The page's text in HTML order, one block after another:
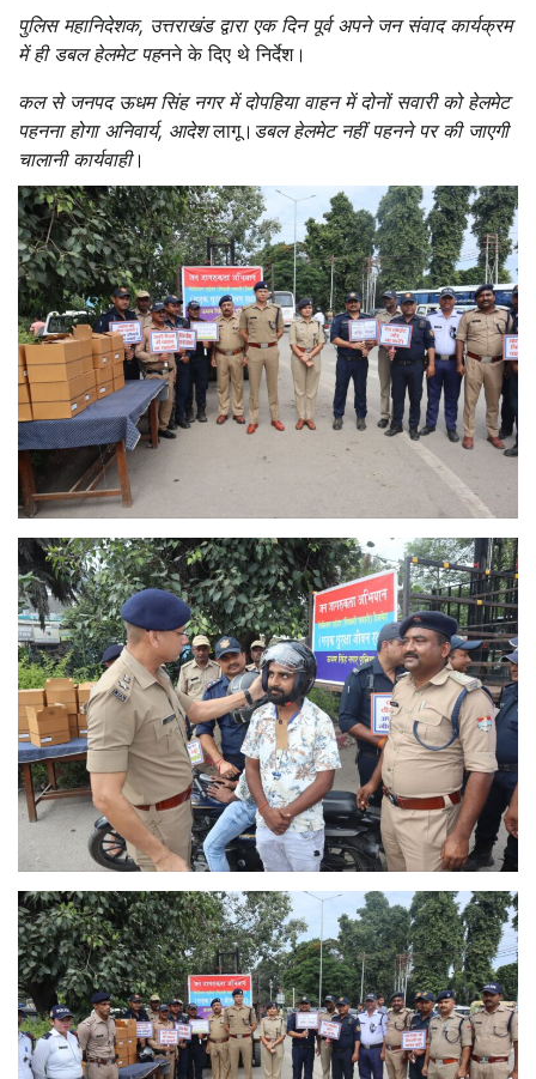
पुलिस महानिदेशक, उत्तराखंड द्वारा एक दिन पूर्व अपने जन संवाद कार्यक्रम
में ही डबल हेलमेट पहनने के दिए थे निर्देश।
कल से जनपद ऊधम सिंह नगर में दोपहिया वाहन में दोनों सवारी को हेलमेट
पहनना होगा अनिवार्य, आदेशलागू। डबल हेलमेट नहीं पहनने पर की जाएगी
चालानी कार्यवाही।